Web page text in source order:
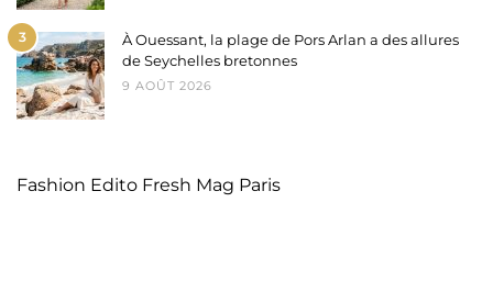
3
À Ouessant, la plage de Pors Arlan a des allures
de Seychelles bretonnes
9 AOÛT 2026
Fashion Edito Fresh Mag Paris